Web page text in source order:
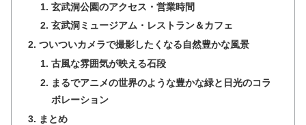
玄武洞公園のアクセス・営業時間
玄武洞ミュージアム・レストラン＆カフェ
ついついカメラで撮影したくなる自然豊かな風景
古風な雰囲気が映える石段
まるでアニメの世界のような豊かな緑と日光のコラ
ボレーション
まとめ